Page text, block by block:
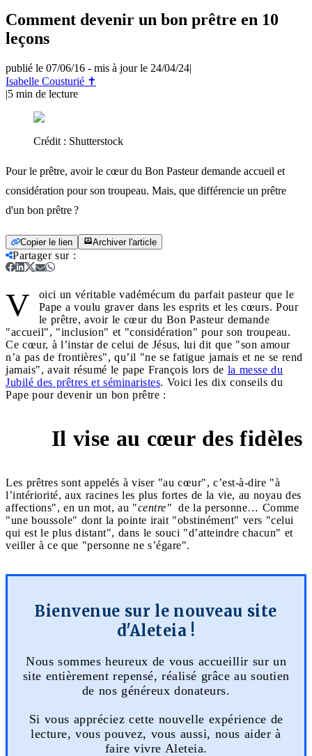
Comment devenir un bon prêtre en 10
leçons
publié le 07/06/16 - mis à jour le 24/04/24|
Isabelle Cousturié ✝
|5 min de lecture
Crédit : Shutterstock
Pour le prêtre, avoir le cœur du Bon Pasteur demande accueil et
considération pour son troupeau. Mais, que différencie un prêtre
d'un bon prêtre ?
Copier le lien Archiver l'article
Partager sur:
V
oici un véritable vadémécum du parfait pasteur que le
Pape a voulu graver dans les esprits et les cœurs. Pour
le prêtre, avoir le cœur du Bon Pasteur demande
"accueil", "inclusion" et "considération" pour son troupeau.
Ce cœur, à l’instar de celui de Jésus, lui dit que "son amour
n’a pas de frontières", qu’il "ne se fatigue jamais et ne se rend
jamais", avait résumé le pape François lors de la messe du
Jubilé des prêtres et séminaristes. Voici les dix conseils du
Pape pour devenir un bon prêtre :
Il vise au cœur des fidèles
Les prêtres sont appelés à viser "au cœur", c’est-à-dire "à
l’intériorité, aux racines les plus fortes de la vie, au noyau des
affections", en un mot, au "centre" de la personne… Comme
"une boussole" dont la pointe irait "obstinément" vers "celui
qui est le plus distant", dans le souci "d’atteindre chacun" et
veiller à ce que "personne ne s’égare".
Bienvenue sur le nouveau site
d'Aleteia !
Nous sommes heureux de vous accueillir sur un
site entièrement repensé, réalisé grâce au soutien
de nos généreux donateurs.
Si vous appréciez cette nouvelle expérience de
lecture, vous pouvez, vous aussi, nous aider à
faire vivre Aleteia.